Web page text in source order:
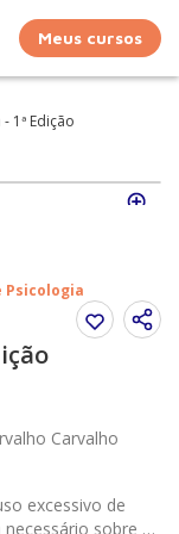
Meus cursos
1ª Edição
Psicologia
Carvalho
excessivo de
sobre os